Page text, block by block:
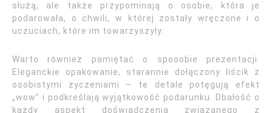
służą, ale także przypominają o osobie, która je
podarowała, o chwili, w której zostały wręczone i o
uczuciach, które im towarzyszyły.
Warto również pamiętać o sposobie prezentacji.
Eleganckie opakowanie, starannie dołączony liścik z
osobistymi życzeniami – te detale potęgują efekt
„wow” i podkreślają wyjątkowość podarunku. Dbałość o
każdy aspekt doświadczenia związanego z